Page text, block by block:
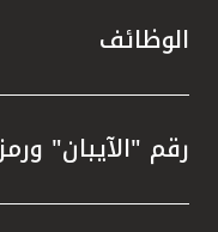
الوظائف
رقم "الآيبان"